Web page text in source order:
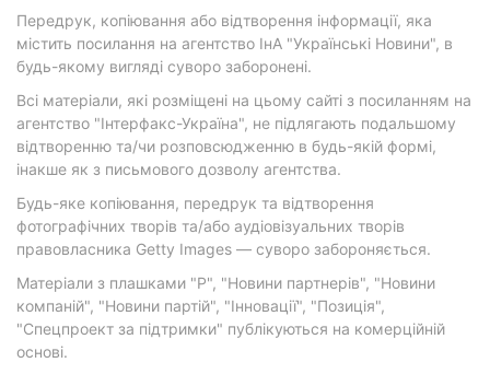
Передрук, копіювання або відтворення інформації, яка
містить посилання на агентство ІнА "Українські Новини", в
будь-якому вигляді суворо заборонені.
Всі матеріали, які розміщені на цьому сайті з посиланням на
агентство "Інтерфакс-Україна", не підлягають подальшому
відтворенню та/чи розповсюдженню в будь-якій формі,
інакше як з письмового дозволу агентства.
Будь-яке копіювання, передрук та відтворення
фотографічних творів та/або аудіовізуальних творів
правовласника Getty Images — суворо забороняється.
Матеріали з плашками "Р", "Новини партнерів", "Новини
компаній", "Новини партій", "Інновації", "Позиція",
"Спецпроект за підтримки" публікуються на комерційній
основі.